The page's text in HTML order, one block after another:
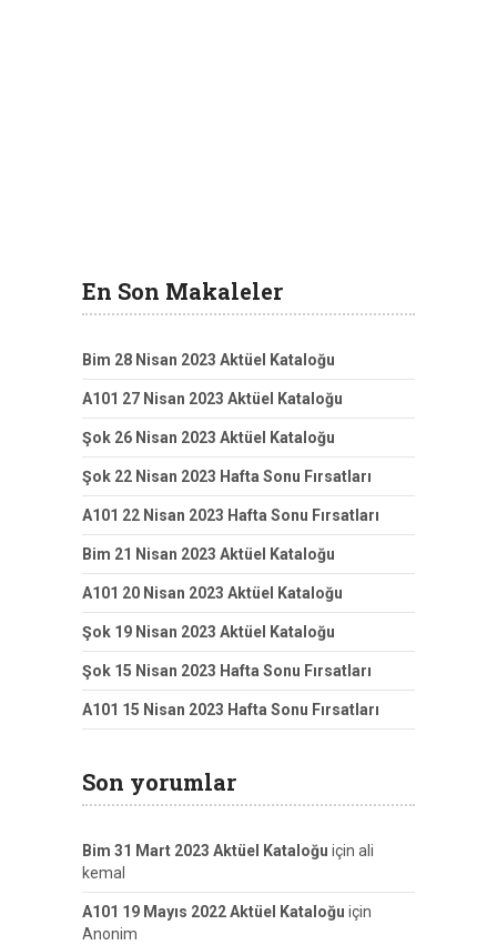
En Son Makaleler
Bim 28 Nisan 2023 Aktüel Kataloğu
A101 27 Nisan 2023 Aktüel Kataloğu
Şok 26 Nisan 2023 Aktüel Kataloğu
Şok 22 Nisan 2023 Hafta Sonu Fırsatları
A101 22 Nisan 2023 Hafta Sonu Fırsatları
Bim 21 Nisan 2023 Aktüel Kataloğu
A101 20 Nisan 2023 Aktüel Kataloğu
Şok 19 Nisan 2023 Aktüel Kataloğu
Şok 15 Nisan 2023 Hafta Sonu Fırsatları
A101 15 Nisan 2023 Hafta Sonu Fırsatları
Son yorumlar
Bim 31 Mart 2023 Aktüel Kataloğu için ali
kemal
A101 19 Mayıs 2022 Aktüel Kataloğu için
Anonim